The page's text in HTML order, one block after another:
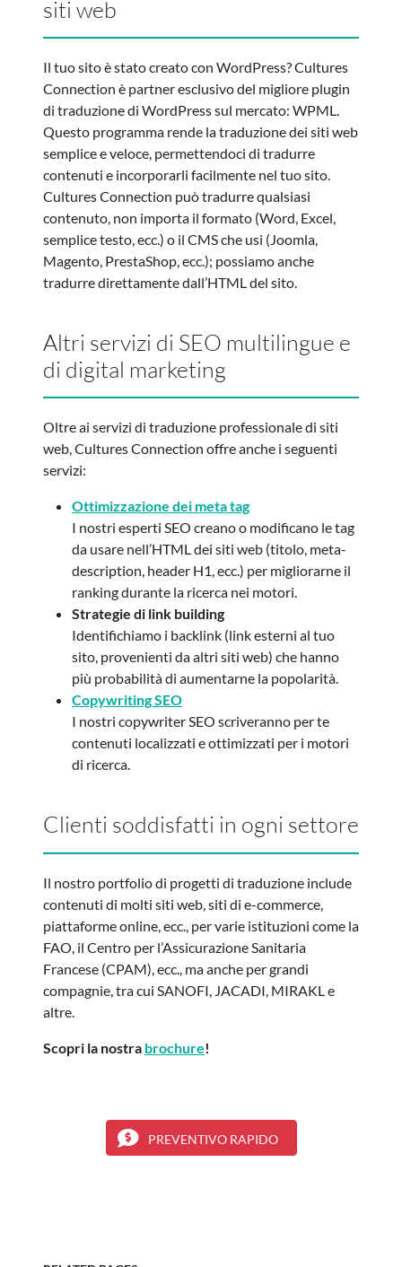
siti web
Il tuo sito è stato creato con WordPress? Cultures
Connection è partner esclusivo del migliore plugin
di traduzione di WordPress sul mercato: WPML.
Questo programma rende la traduzione dei siti web
semplice e veloce, permettendoci di tradurre
contenuti e incorporarli facilmente nel tuo sito.
Cultures Connection può tradurre qualsiasi
contenuto, non importa il formato (Word, Excel,
semplice testo, ecc.) o il CMS che usi (Joomla,
Magento, PrestaShop, ecc.); possiamo anche
tradurre direttamente dall’HTML del sito.
Altri servizi di SEO multilingue e
di digital marketing
Oltre ai servizi di traduzione professionale di siti
web, Cultures Connection offre anche i seguenti
servizi:
Ottimizzazione dei meta tag
I nostri esperti SEO creano o modificano le tag
da usare nell’HTML dei siti web (titolo, meta-
description, header H1, ecc.) per migliorarne il
ranking durante la ricerca nei motori.
Strategie di link building
Identifichiamo i backlink (link esterni al tuo
sito, provenienti da altri siti web) che hanno
più probabilità di aumentarne la popolarità.
Copywriting SEO
I nostri copywriter SEO scriveranno per te
contenuti localizzati e ottimizzati per i motori
di ricerca.
Clienti soddisfatti in ogni settore
Il nostro portfolio di progetti di traduzione include
contenuti di molti siti web, siti di e-commerce,
piattaforme online, ecc., per varie istituzioni come la
FAO, il Centro per l’Assicurazione Sanitaria
Francese (CPAM), ecc., ma anche per grandi
compagnie, tra cui SANOFI, JACADI, MIRAKL e
altre.
Scopri la nostra brochure!
PREVENTIVO RAPIDO